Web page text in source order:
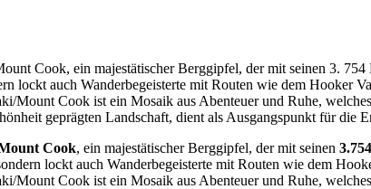
Cook, ein majestätischer Berggipfel, der mit seinen 3.
lockt auch Wanderbegeisterte mit Routen wie dem Hooker
Cook ist ein Mosaik aus Abenteuer und Ruhe,
geprägten Landschaft, dient als Ausgangspunkt für die
Cook, ein majestätischer Berggipfel, der mit seinen
lockt auch Wanderbegeisterte mit Routen wie dem
Cook ist ein Mosaik aus Abenteuer und Ruhe,